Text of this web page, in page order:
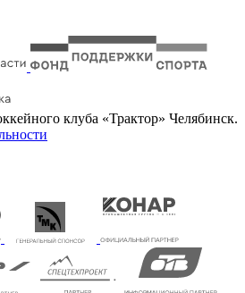
клуба «Трактор» Челябинск.